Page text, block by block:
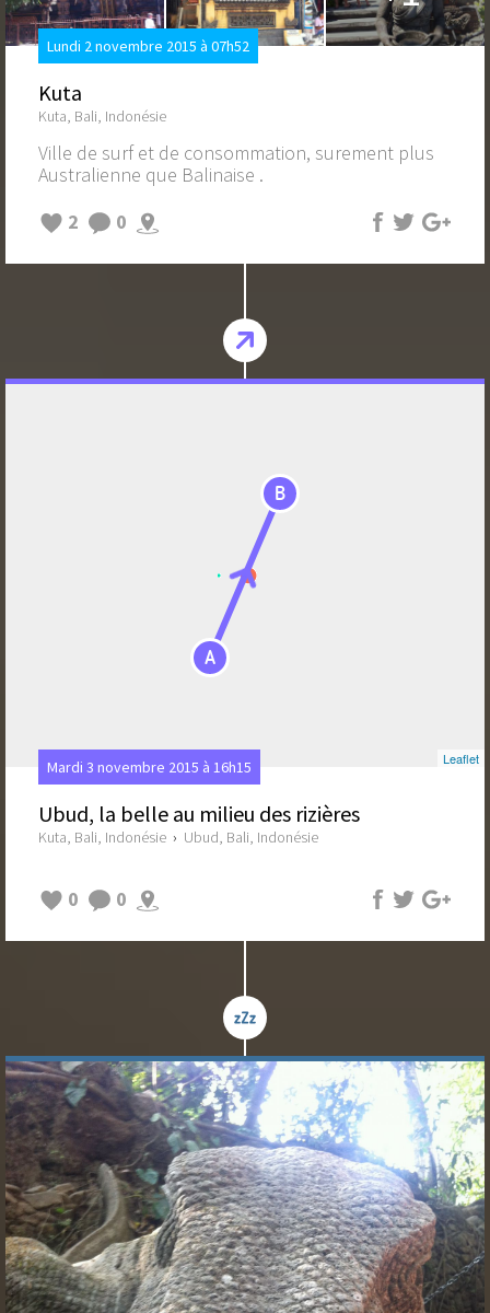
Lundi 2 novembre 2015 à 07h52
Kuta
Kuta, Bali, Indonésie
Ville de surf et de consommation, surement plus
Australienne que Balinaise .
2
0
A
B
Leaflet
Mardi 3 novembre 2015 à 16h15
Ubud, la belle au milieu des rizières
Kuta, Bali, Indonésie › Ubud, Bali, Indonésie
0 0